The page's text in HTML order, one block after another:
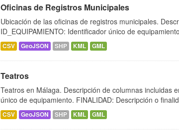
Oficinas de Registros Municipales
Ubicación de las oficinas de registros municipales.
ID_EQUIPAMIENTO: Identificador único de
CSV GeoJSON SHP KML GML
Teatros
Teatros en Málaga. Descripción de columnas incluidas
único de equipamiento. FINALIDAD: Descripción o
CSV GeoJSON SHP KML GML